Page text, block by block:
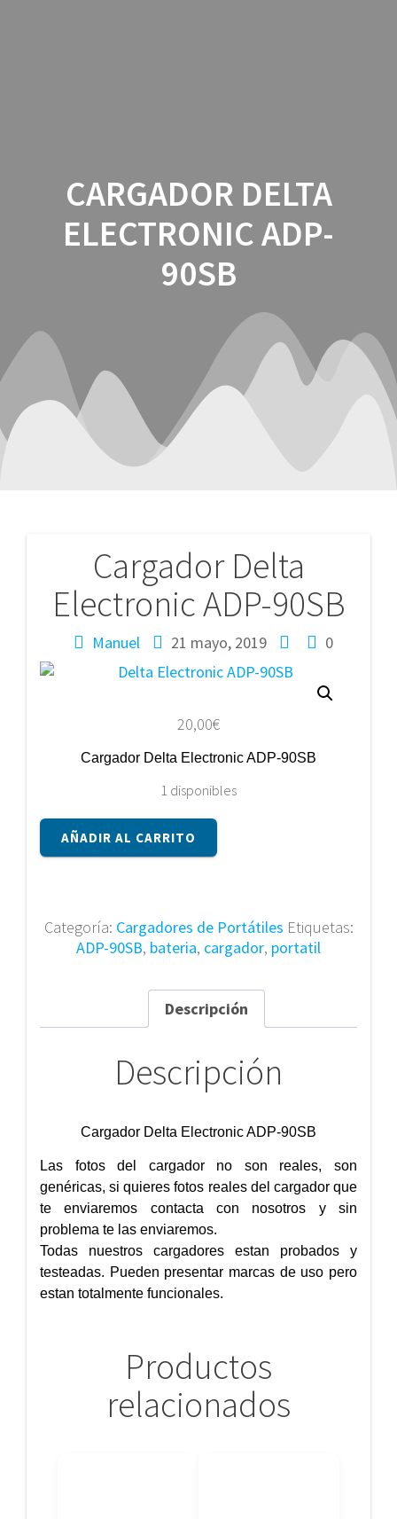
CARGADOR DELTA
ELECTRONIC ADP-
90SB
Cargador Delta
Electronic ADP-90SB
Manuel 21 mayo, 2019 0
20,00€
Cargador Delta Electronic ADP-90SB
1 disponibles
Cargador
Delta
cantidad
AÑADIR AL CARRITO
Categoría: Cargadores de Portátiles Etiquetas:
ADP-90SB, bateria, cargador, portatil
Descripción
Descripción
Cargador Delta Electronic ADP-90SB
Las fotos del cargador no son reales, son
genéricas, si quieres fotos reales del cargador que
te enviaremos contacta con nosotros y sin
problema te las enviaremos.
Todas nuestros cargadores estan probados y
testeadas. Pueden presentar marcas de uso pero
estan totalmente funcionales.
Productos
relacionados
Navegación
de
entradas